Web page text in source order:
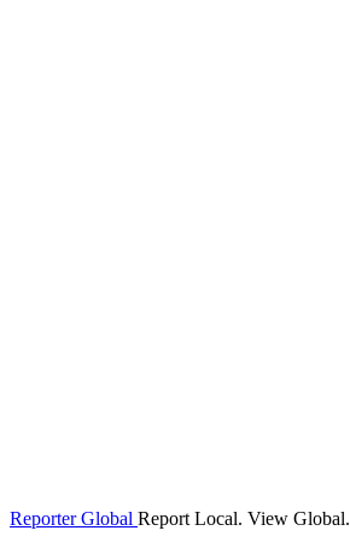
Reporter Global Report Local. View Global.